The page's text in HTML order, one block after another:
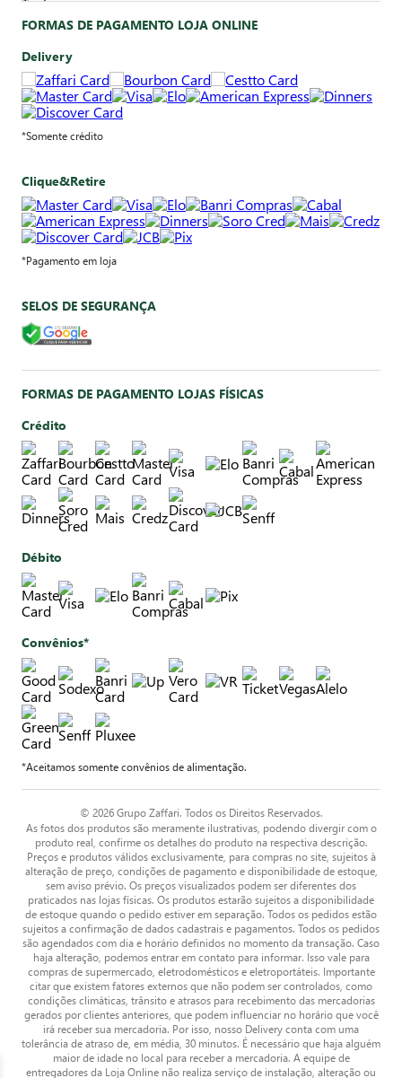
FORMAS DE PAGAMENTO LOJA ONLINE
Delivery
*Somente crédito
Clique&Retire
*Pagamento em loja
SELOS DE SEGURANÇA
FORMAS DE PAGAMENTO LOJAS FÍSICAS
Crédito
Débito
Convênios*
*Aceitamos somente convênios de alimentação.
© 2026 Grupo Zaffari. Todos os Direitos Reservados.
As fotos dos produtos são meramente ilustrativas, podendo divergir com o
produto real, confirme os detalhes do produto na respectiva descrição.
Preços e produtos válidos exclusivamente, para compras no site, sujeitos à
alteração de preço, condições de pagamento e disponibilidade de estoque,
sem aviso prévio. Os preços visualizados podem ser diferentes dos
praticados nas lojas físicas. Os produtos estarão sujeitos a disponibilidade
de estoque quando o pedido estiver em separação. Todos os pedidos estão
sujeitos a confirmação de dados cadastrais e pagamentos. Todos os pedidos
são agendados com dia e horário definidos no momento da transação. Caso
haja alteração, podemos entrar em contato para informar. Isso vale para
compras de supermercado, eletrodomésticos e eletroportáteis. Importante
citar que existem fatores externos que não podem ser controlados, como
condições climáticas, trânsito e atrasos para recebimento das mercadorias
gerados por clientes anteriores, que podem influenciar no horário que você
irá receber sua mercadoria. Por isso, nosso Delivery conta com uma
tolerância de atraso de, em média, 30 minutos. É necessário que haja alguém
maior de idade no local para receber a mercadoria. A equipe de
entregadores da Loja Online não realiza serviço de instalação, alteração ou